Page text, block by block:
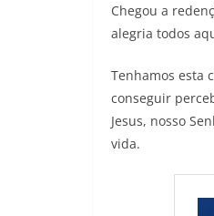
Chegou a
alegria todos
Tenhamos esta
conseguir
Jesus, nosso
vida.